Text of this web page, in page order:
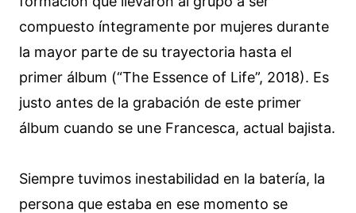
compuesto íntegramente por mujeres durante
la mayor parte de su trayectoria hasta el
primer álbum (“The Essence of Life”, 2018). Es
justo antes de la grabación de este primer
álbum cuando se une Francesca, actual bajista.
Siempre tuvimos inestabilidad en la batería, la
persona que estaba en ese momento se